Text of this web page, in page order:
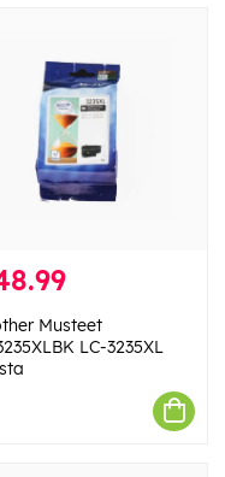
Musteet
LC-3235XL